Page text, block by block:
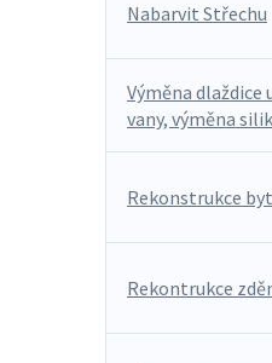
Nabarvit Střechu
Výměna dlaždice
vany, výměna
Rekonstrukce
Rekontrukce